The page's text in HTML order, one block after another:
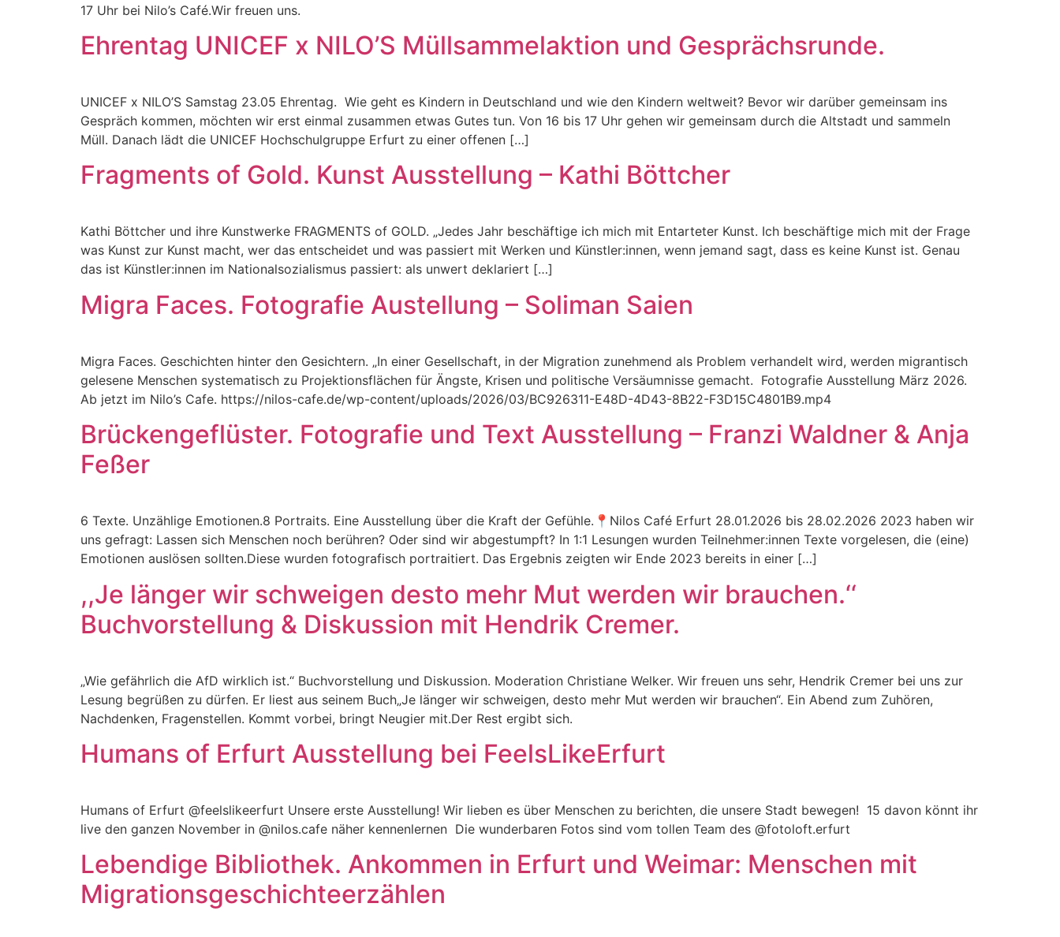
17 Uhr bei Nilo’s Café.Wir freuen uns.
Ehrentag UNICEF x NILO’S Müllsammelaktion und Gesprächsrunde.
UNICEF x NILO’S Samstag 23.05 Ehrentag. Wie geht es Kindern in Deutschland und wie den Kindern weltweit? Bevor wir darüber gemeinsam ins
Gespräch kommen, möchten wir erst einmal zusammen etwas Gutes tun. Von 16 bis 17 Uhr gehen wir gemeinsam durch die Altstadt und sammeln
Müll. Danach lädt die UNICEF Hochschulgruppe Erfurt zu einer offenen […]
Fragments of Gold. Kunst Ausstellung – Kathi Böttcher
Kathi Böttcher und ihre Kunstwerke FRAGMENTS of GOLD. „Jedes Jahr beschäftige ich mich mit Entarteter Kunst. Ich beschäftige mich mit der Frage
was Kunst zur Kunst macht, wer das entscheidet und was passiert mit Werken und Künstler:innen, wenn jemand sagt, dass es keine Kunst ist. Genau
das ist Künstler:innen im Nationalsozialismus passiert: als unwert deklariert […]
Migra Faces. Fotografie Austellung – Soliman Saien
Migra Faces. Geschichten hinter den Gesichtern. „In einer Gesellschaft, in der Migration zunehmend als Problem verhandelt wird, werden migrantisch
gelesene Menschen systematisch zu Projektionsflächen für Ängste, Krisen und politische Versäumnisse gemacht. Fotografie Ausstellung März 2026.
Ab jetzt im Nilo’s Cafe. https://nilos-cafe.de/wp-content/uploads/2026/03/BC926311-E48D-4D43-8B22-F3D15C4801B9.mp4
Brückengeflüster. Fotografie und Text Ausstellung – Franzi Waldner & Anja
Feßer
6 Texte. Unzählige Emotionen.8 Portraits. Eine Ausstellung über die Kraft der Gefühle.📍Nilos Café Erfurt 28.01.2026 bis 28.02.2026 2023 haben wir
uns gefragt: Lassen sich Menschen noch berühren? Oder sind wir abgestumpft? In 1:1 Lesungen wurden Teilnehmer:innen Texte vorgelesen, die (eine)
Emotionen auslösen sollten.Diese wurden fotografisch portraitiert. Das Ergebnis zeigten wir Ende 2023 bereits in einer […]
,,Je länger wir schweigen desto mehr Mut werden wir brauchen.‘‘
Buchvorstellung & Diskussion mit Hendrik Cremer.
„Wie gefährlich die AfD wirklich ist.“ Buchvorstellung und Diskussion. Moderation Christiane Welker. Wir freuen uns sehr, Hendrik Cremer bei uns zur
Lesung begrüßen zu dürfen. Er liest aus seinem Buch„Je länger wir schweigen, desto mehr Mut werden wir brauchen“. Ein Abend zum Zuhören,
Nachdenken, Fragenstellen. Kommt vorbei, bringt Neugier mit.Der Rest ergibt sich.
Humans of Erfurt Ausstellung bei FeelsLikeErfurt
Humans of Erfurt @feelslikeerfurt Unsere erste Ausstellung! Wir lieben es über Menschen zu berichten, die unsere Stadt bewegen! 15 davon könnt ihr
live den ganzen November in @nilos.cafe näher kennenlernen Die wunderbaren Fotos sind vom tollen Team des @fotoloft.erfurt
Lebendige Bibliothek. Ankommen in Erfurt und Weimar: Menschen mit
Migrationsgeschichteerzählen